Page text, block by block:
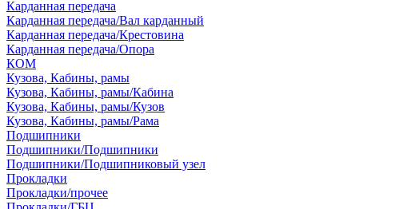
Карданная передача
Карданная передача/Вал карданный
Карданная передача/Крестовина
Карданная передача/Опора
КОМ
Кузова, Кабины, рамы
Кузова, Кабины, рамы/Кабина
Кузова, Кабины, рамы/Кузов
Кузова, Кабины, рамы/Рама
Подшипники
Подшипники/Подшипники
Подшипники/Подшипниковый узел
Прокладки
Прокладки/прочее